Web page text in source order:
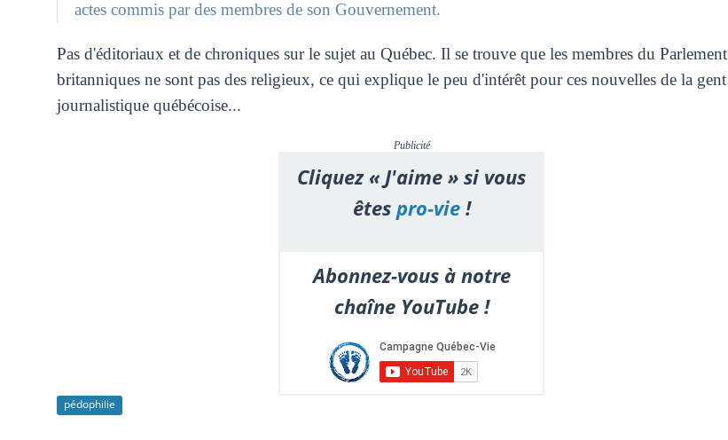
actes commis par des membres de son Gouvernement.
Pas d'éditoriaux et de chroniques sur le sujet au Québec. Il se trouve que les membres du Parlement
britanniques ne sont pas des religieux, ce qui explique le peu d'intérêt pour ces nouvelles de la gent
journalistique québécoise...
Publicité
Cliquez « J'aime » si vous
êtespro-vie!
Abonnez-vous à notre
chaîne YouTube !
pédophilie